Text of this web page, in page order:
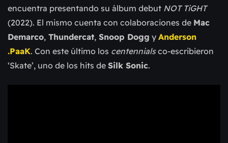
encuentra presentando su álbum debut NOT TiGHT
(2022). El mismo cuenta con colaboraciones de Mac
Demarco, Thundercat, Snoop Dogg y Anderson
.PaaK. Con este último los centennialsco-escribieron
‘Skate’, uno de los hits de Silk Sonic.